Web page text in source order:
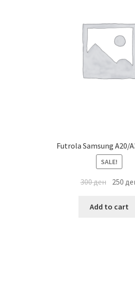
Futrola Samsung A20/
SALE!
300ден 250
Add to cart